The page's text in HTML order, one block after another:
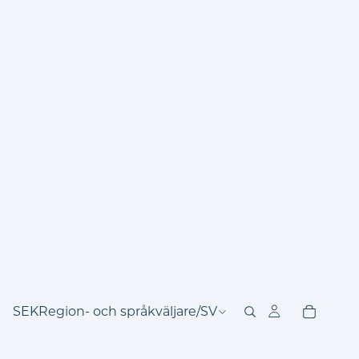
SEKRegion- och språkväljare/SV